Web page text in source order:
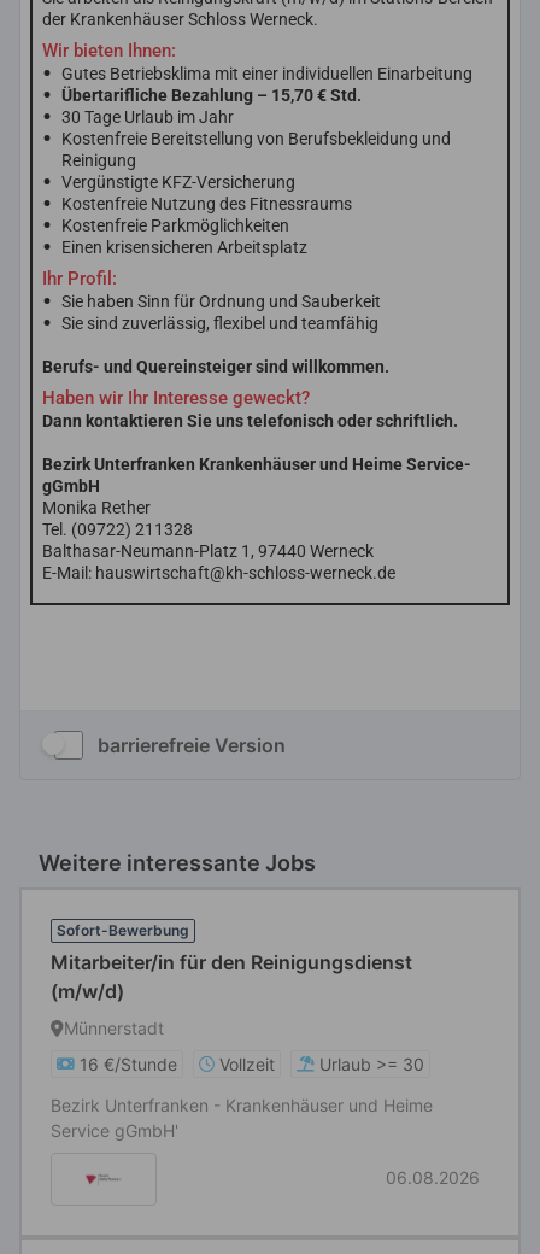
barrierefreie Version
Weitere interessante Jobs
Sofort-Bewerbung
Mitarbeiter/in für den Reinigungsdienst
(m/w/d)
Münnerstadt
16 €/Stunde
Vollzeit
Urlaub >= 30
Bezirk Unterfranken - Krankenhäuser und Heime
Service gGmbH'
06.08.2026